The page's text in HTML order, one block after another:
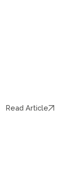
Read Article